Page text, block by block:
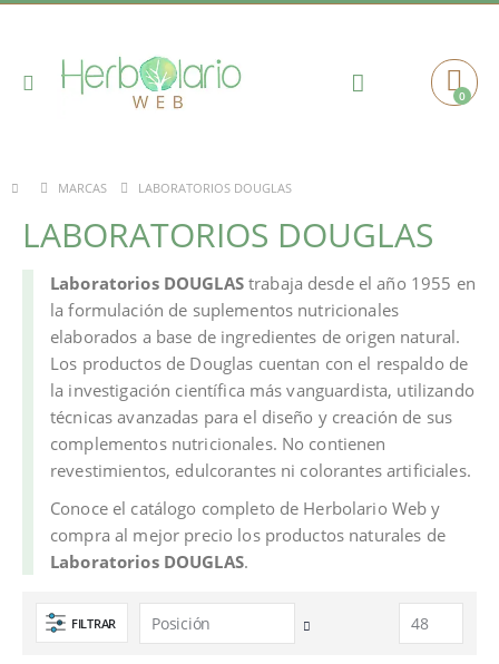
Toggle
Cart0
MARCAS LABORATORIOS DOUGLAS
LABORATORIOS DOUGLAS
Laboratorios DOUGLAStrabaja desde el año 1955 en
la formulación de suplementos nutricionales
elaborados a base de ingredientes de origen natural.
Los productos de Douglas cuentan con el respaldo de
la investigación científica más vanguardista, utilizando
técnicas avanzadas para el diseño y creación de sus
complementos nutricionales. No contienen
revestimientos, edulcorantes ni colorantes artificiales.
Conoce el catálogo completo de Herbolario Web y
compra al mejor precio los productos naturales de
Laboratorios DOUGLAS.
FILTRAR
Fijar